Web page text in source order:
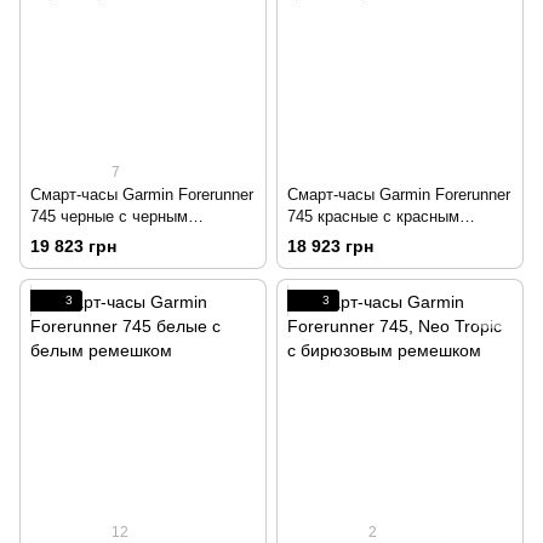
7
Смарт-часы Garmin Forerunner
745 черные с черным
ремешком
19 823 грн
Смарт-часы Garmin Forerunner
745 красные с красным
ремешком
18 923 грн
3
12
3
2